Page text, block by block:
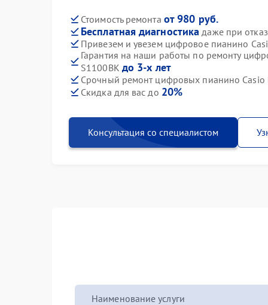
Стоимость ремонта от 980 руб.
Бесплатная диагностика даже при
Привезем и увезем цифровое пианино
Гарантия на наши работы по ремонту
S1100BK до 3-х лет
Срочный ремонт цифровых пианино Casio
Скидка для вас до 20%
Консультация со специалистом
Наименование услуги